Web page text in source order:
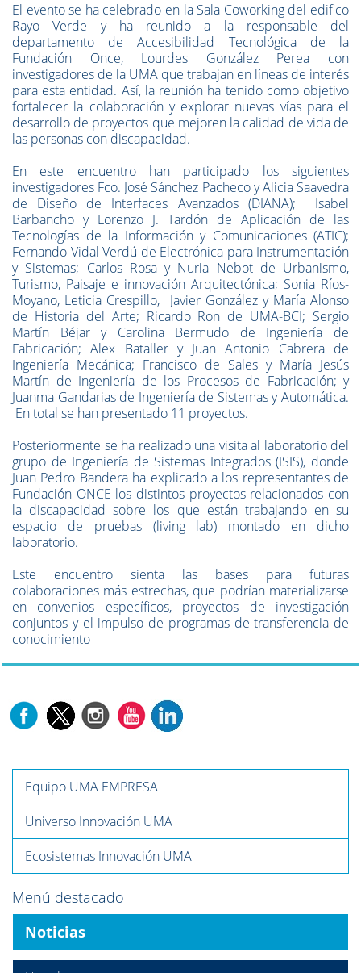
El evento se ha celebrado en la Sala Coworking del edifico
Rayo Verde y ha reunido a la responsable del
departamento de Accesibilidad Tecnológica de la
Fundación Once, Lourdes González Perea con
investigadores de la UMA que trabajan en líneas de interés
para esta entidad. Así, la reunión ha tenido como objetivo
fortalecer la colaboración y explorar nuevas vías para el
desarrollo de proyectos que mejoren la calidad de vida de
las personas con discapacidad.
En este encuentro han participado los siguientes
investigadores Fco. José Sánchez Pacheco y Alicia Saavedra
de Diseño de Interfaces Avanzados (DIANA); Isabel
Barbancho y Lorenzo J. Tardón de Aplicación de las
Tecnologías de la Información y Comunicaciones (ATIC);
Fernando Vidal Verdú de Electrónica para Instrumentación
y Sistemas; Carlos Rosa y Nuria Nebot de Urbanismo,
Turismo, Paisaje e innovación Arquitectónica; Sonia Ríos-
Moyano, Leticia Crespillo, Javier González y María Alonso
de Historia del Arte; Ricardo Ron de UMA-BCI; Sergio
Martín Béjar y Carolina Bermudo de Ingeniería de
Fabricación; Alex Bataller y Juan Antonio Cabrera de
Ingeniería Mecánica; Francisco de Sales y María Jesús
Martín de Ingeniería de los Procesos de Fabricación; y
Juanma Gandarias de Ingeniería de Sistemas y Automática.
En total se han presentado 11 proyectos.
Posteriormente se ha realizado una visita al laboratorio del
grupo de Ingeniería de Sistemas Integrados (ISIS), donde
Juan Pedro Bandera ha explicado a los representantes de
Fundación ONCE los distintos proyectos relacionados con
la discapacidad sobre los que están trabajando en su
espacio de pruebas (living lab) montado en dicho
laboratorio.
Este encuentro sienta las bases para futuras
colaboraciones más estrechas, que podrían materializarse
en convenios específicos, proyectos de investigación
conjuntos y el impulso de programas de transferencia de
conocimiento
Equipo UMA EMPRESA
Universo Innovación UMA
Ecosistemas Innovación UMA
Menú destacado
Noticias